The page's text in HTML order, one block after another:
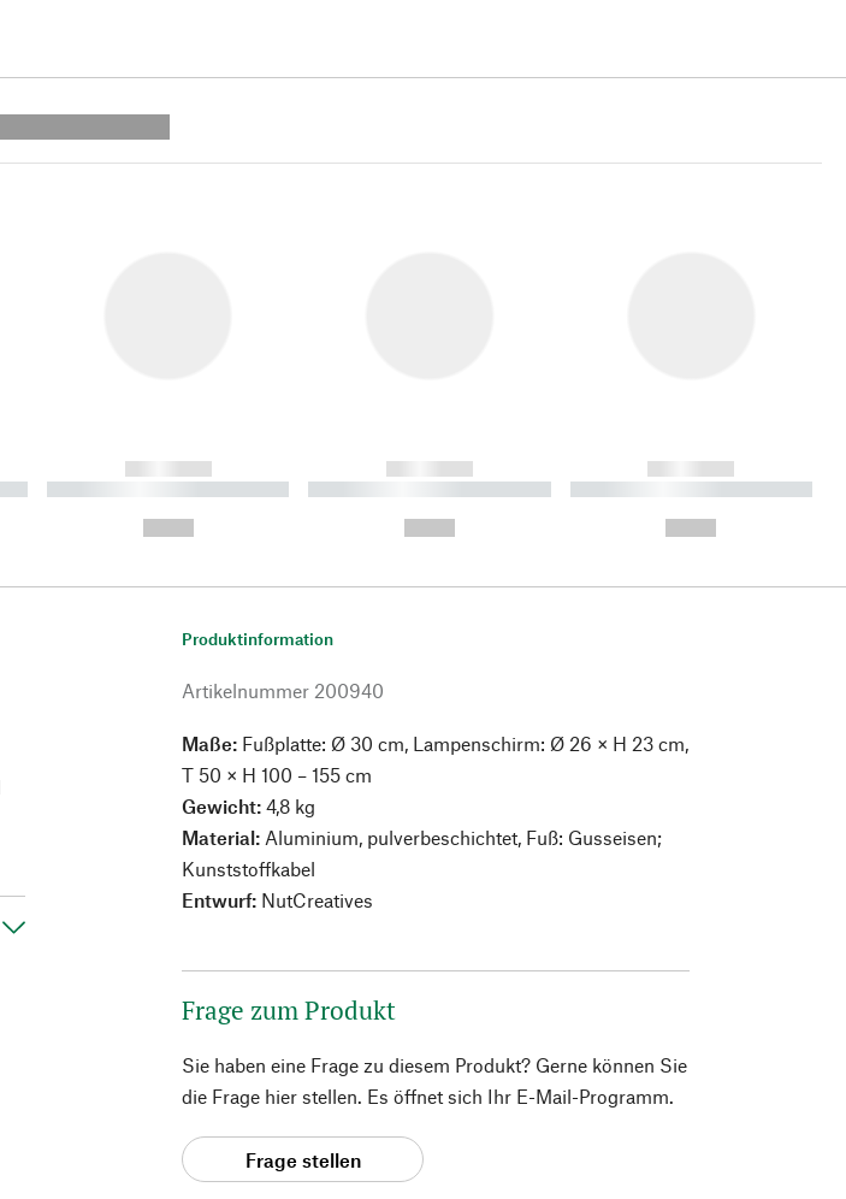
------------
----------- ----------- ----------
------------
----------- ----------- ----------
------------
----------- ----------- ----------
Produktinformation
Artikelnummer 200940
Maße: Fußplatte: Ø 30 cm, Lampenschirm: Ø 26 × H 23 cm,
T 50 × H 100 – 155 cm
Gewicht: 4,8 kg
Material: Aluminium, pulverbeschichtet, Fuß: Gusseisen;
Kunststoffkabel
Entwurf: NutCreatives
Frage zum Produkt
Sie haben eine Frage zu diesem Produkt? Gerne können Sie
die Frage hier stellen. Es öffnet sich Ihr E-Mail-Programm.
Frage stellen